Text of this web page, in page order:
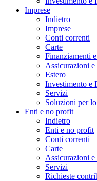
Imprese
Indietro
Imprese
Conti correnti
Carte
Finanziamenti
Assicurazioni e
Estero
Investimento e
Servizi
Soluzioni per
Enti e no profit
Indietro
Enti e no profit
Conti correnti
Carte
Assicurazioni e
Servizi
Richieste